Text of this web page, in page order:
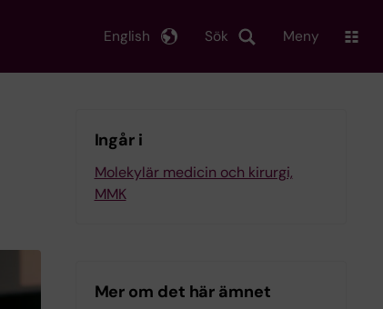
Sök
English Meny
Ingår i
Molekylär medicin och kirurgi,
MMK
Mer om det här ämnet